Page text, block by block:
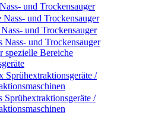
und Trockensauger
Nass- und Trockensauger
und Trockensauger
Nass- und Trockensauger
spezielle Bereiche
Sprühextraktionsgeräte /
Sprühextraktionsgeräte /